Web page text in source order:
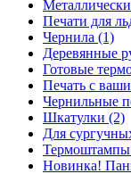
Печати для
Чернила (1)
Деревянные
Готовые
Печать с
Чернильные
Шкатулки (2)
Для
Термоштампы
Новинка!